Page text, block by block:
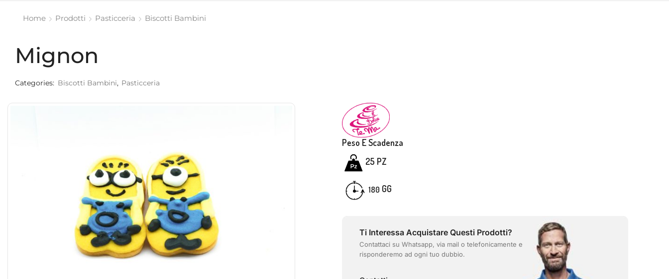
Home Prodotti Pasticceria Biscotti Bambini
Mignon
Categories: Biscotti Bambini, Pasticceria
Peso E Scadenza
25 PZ
180 GG
Ti Interessa Acquistare Questi Prodotti?
Contattaci su Whatsapp, via mail o telefonicamente e
risponderemo ad ogni tuo dubbio.